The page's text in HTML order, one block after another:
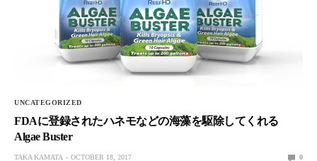
UNCATEGORIZED
FDAに登録されたハネモなどの海藻を駆除してくれる
Algae Buster
TAKA KAMATA OCTOBER 18, 2017 0